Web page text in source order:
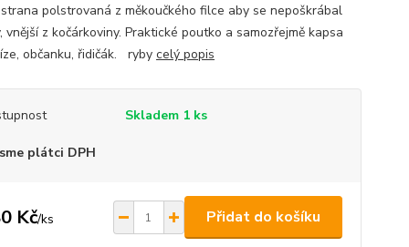
polstrovaná z měkoučkého filce aby se nepoškrábal
vnější z kočárkoviny. Praktické poutko a samozřejmě kapsa
občanku, řidičák. ryby celý popis
Skladem 1 ks
plátci DPH
Kč/ks Přidat do košíku